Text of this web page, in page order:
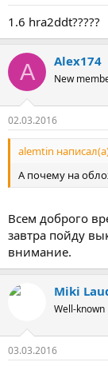
1.6 hra2ddt?????
A Alex174
New
02.03.2016
alemtin
А почему на
Всем доброго
завтра пойду
внимание.
Miki
Well-
03.03.2016